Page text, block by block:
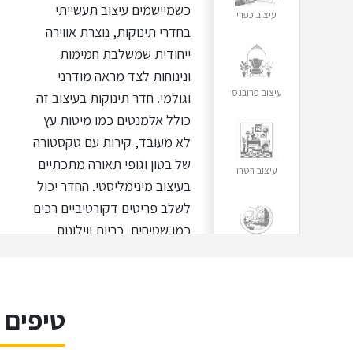
עיצוב כפרי
עיצוב פרובנס
עיצוב רטרו
כשמיישמים עיצוב תעשייתי
בחדרי תינוקות, נוצרת אווירה
ייחודית שמשלבת חמימות
ונינוחות לצד מראה מודרני
וגולמי. חדר תינוקות בעיצוב זה
כולל אלמנטים כמו מיטות עץ
לא מעובד, קירות עם טקסטורה
של בטון וגופי תאורה מתכתיים
בעיצוב מינימליסטי. החדר יכול
לשלב פריטים דקורטיביים רכים
כמו שטיחים, כריות ווילונות,
ומעושנים כמו אפור בהיר, גווני